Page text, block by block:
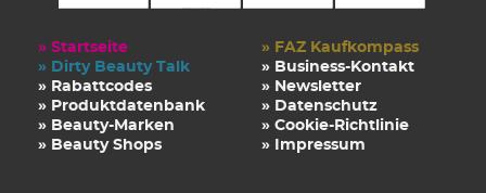
» Startseite
» Dirty Beauty Talk
» Rabattcodes
» Produktdatenbank
» Beauty-Marken
» Beauty Shops
» FAZ Kaufkompass
» Business-Kontakt
» Newsletter
» Datenschutz
» Cookie-Richtlinie
» Impressum